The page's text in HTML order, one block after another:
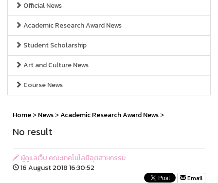
Official News
Academic Research Award News
Student Scholarship
Art and Culture News
Course News
Home>News>Academic Research Award News>
No result
ผู้ดูแลเว็บ คณะเทคโนโลยีอุตสาหกรรม
16 August 2018 16:30:52
Email